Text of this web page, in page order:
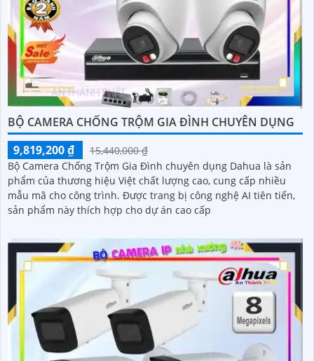
BỘ CAMERA CHỐNG TRỘM GIA ĐÌNH CHUYÊN DỤNG
9,819,200 ₫
15,440,000 ₫
Bộ Camera Chống Trộm Gia Đình chuyên dụng Dahua là sản
phẩm của thương hiệu Việt chất lượng cao, cung cấp nhiều
mẫu mã cho công trình. Được trang bị công nghệ AI tiên tiến,
sản phẩm này thích hợp cho dự án cao cấp